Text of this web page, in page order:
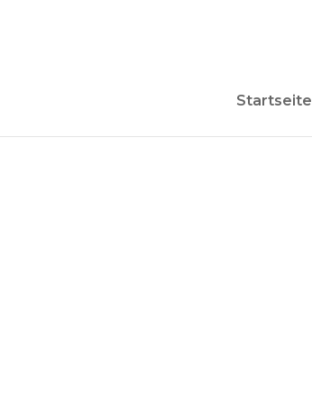
Startseite